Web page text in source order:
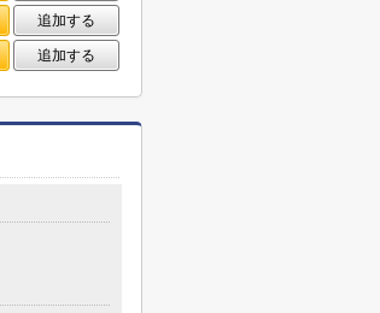
追加する
追加する